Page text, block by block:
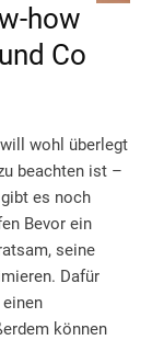
how
Co
wohl überlegt
beachten ist –
es noch
Bevor ein
seine
Dafür
können